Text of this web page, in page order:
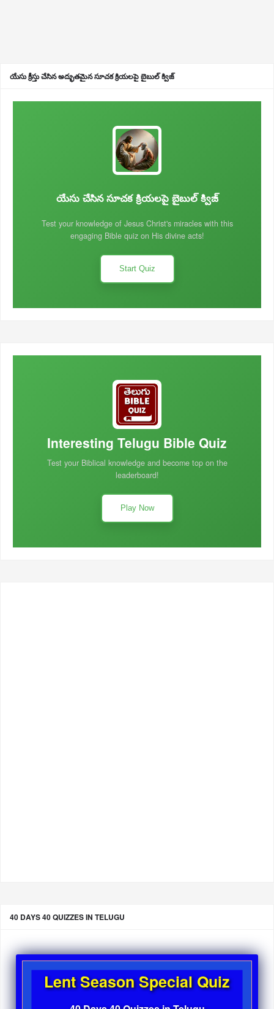
యేసు క్రీస్తు చేసిన అద్భుతమైన సూచక క్రియలపై బైబుల్ క్విజ్
యేసు చేసిన సూచక క్రియలపై బైబుల్ క్విజ్
Test your knowledge of Jesus Christ's miracles with this
engaging Bible quiz on His divine acts!
Start Quiz
Interesting Telugu Bible Quiz
Test your Biblical knowledge and become top on the
leaderboard!
Play Now
40 DAYS 40 QUIZZES IN TELUGU
Lent Season Special Quiz